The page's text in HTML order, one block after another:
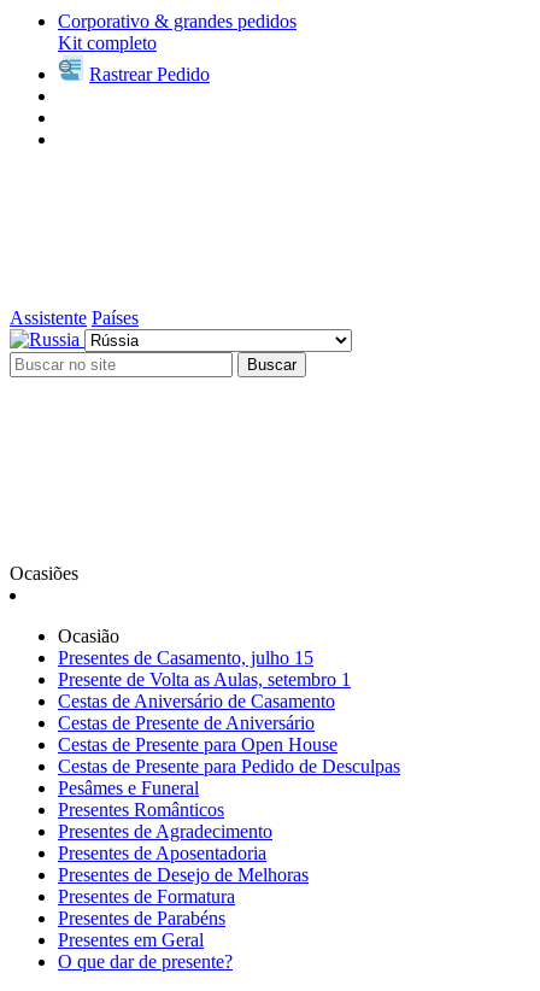
Corporativo & grandes pedidos
Kit completo
Rastrear Pedido
Assistente Países
Buscar
Ocasiões
Ocasião
Presentes de Casamento, julho 15
Presente de Volta as Aulas, setembro 1
Cestas de Aniversário de Casamento
Cestas de Presente de Aniversário
Cestas de Presente para Open House
Cestas de Presente para Pedido de Desculpas
Pesâmes e Funeral
Presentes Românticos
Presentes de Agradecimento
Presentes de Aposentadoria
Presentes de Desejo de Melhoras
Presentes de Formatura
Presentes de Parabéns
Presentes em Geral
O que dar de presente?